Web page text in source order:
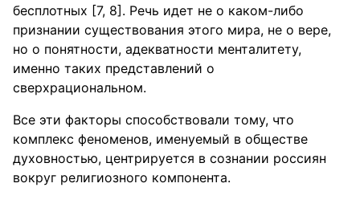
бесплотных [7, 8]. Речь идет не о каком-либо
признании существования этого мира, не о вере,
но о понятности, адекватности менталитету,
именно таких представлений о
сверхрациональном.
Все эти факторы способствовали тому, что
комплекс феноменов, именуемый в обществе
духовностью, центрируется в сознании россиян
вокруг религиозного компонента.